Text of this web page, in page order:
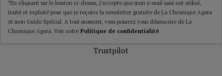
*En cliquant sur le bouton ci-dessus, j’accepte que mon e-mail saisi soit utilisé,
traité et exploité pour que je reçoive la newsletter gratuite de La Chronique Agora
et mon Guide Spécial. A tout moment, vous pourrez vous désinscrire de La
Chronique Agora. Voir notre Politique de confidentialité.
Trustpilot